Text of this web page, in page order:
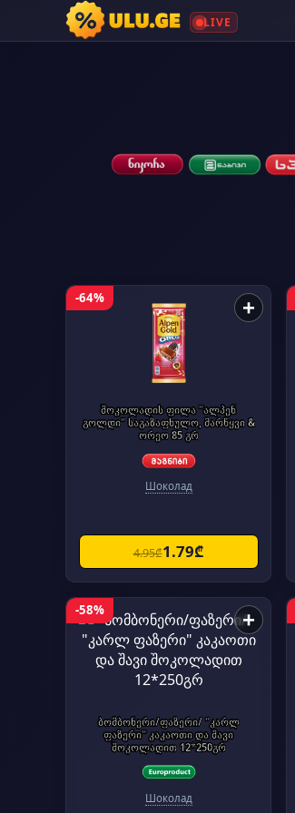
LIVE
-64% +
შოკოლადის ფილა "ალპენ
გოლდი" საგაზაფხულო, მარწყვი &
ორეო 85 გრ
Шоколад
4.95₾1.79₾
-58% +
ბომბონერი/ფაზერი/ "კარლ
ფაზერი" კაკაოთი და შავი
შოკოლადით 12*250გრ
Шоколад